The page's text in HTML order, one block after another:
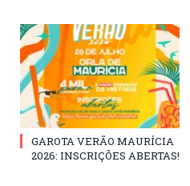
GAROTA VERÃO MAURÍCIA
2026: INSCRIÇÕES ABERTAS!